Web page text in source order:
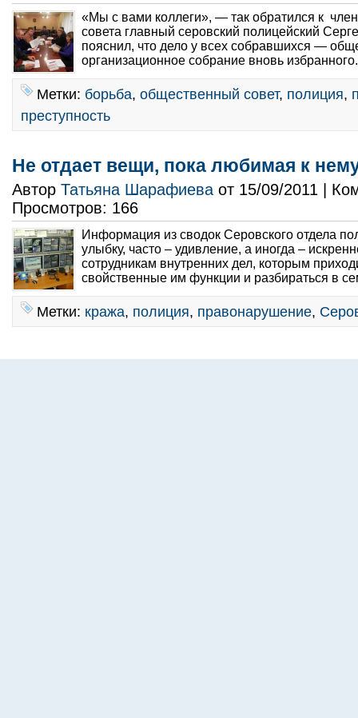
«Мы с вами коллеги», — так обратился к
совета главный серовский полицейский
пояснил, что дело у всех собравшихся —
организационное собрание вновь
Метки: борьба, общественный совет, полиция,
преступность
Не отдает вещи, пока любимая к
Автор Татьяна Шарафиева от 15/09/2011 |
Просмотров: 166
Информация из сводок Серовского отдела
улыбку, часто – удивление, а иногда –
сотрудникам внутренних дел, которым
свойственные им функции и разбираться в
Метки: кража, полиция, правонарушение,